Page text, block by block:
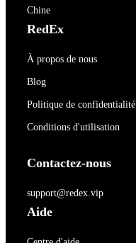
Chine
RedEx
À propos de nous
Blog
Politique de confidentialité
Conditions d'utilisation
Contactez-nous
support@redex.vip
Aide